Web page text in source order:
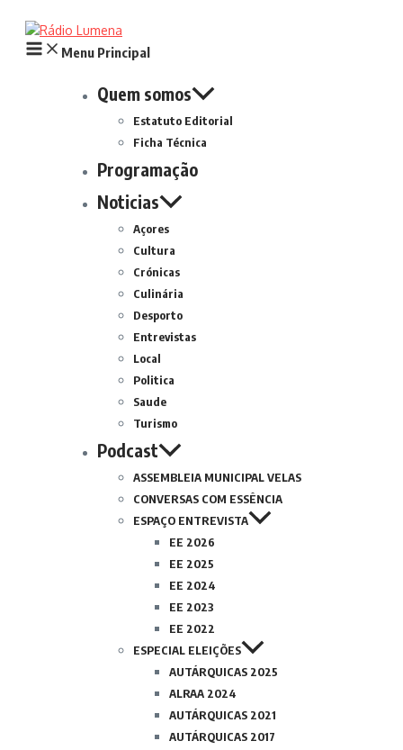
Menu Principal
Quem somos
Estatuto Editorial
Ficha Técnica
Programação
Noticias
Açores
Cultura
Crónicas
Culinária
Desporto
Entrevistas
Local
Politica
Saude
Turismo
Podcast
ASSEMBLEIA MUNICIPAL VELAS
CONVERSAS COM ESSÊNCIA
ESPAÇO ENTREVISTA
EE 2026
EE 2025
EE 2024
EE 2023
EE 2022
ESPECIAL ELEIÇÕES
AUTÁRQUICAS 2025
ALRAA 2024
AUTÁRQUICAS 2021
AUTÁRQUICAS 2017